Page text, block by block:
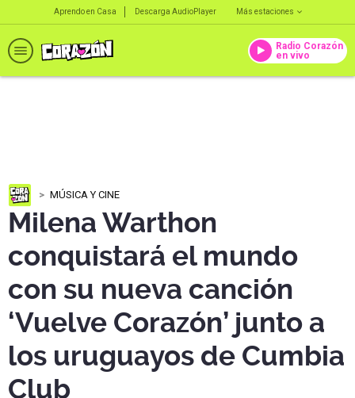
Aprendo en Casa Descarga AudioPlayer Más estaciones
Radio Corazón
en vivo
MÚSICA Y CINE
Milena Warthon
conquistará el mundo
con su nueva canción
‘Vuelve Corazón’ junto a
los uruguayos de Cumbia
Club